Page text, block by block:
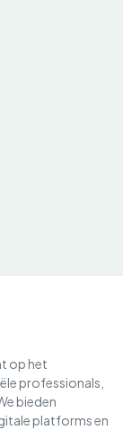
op het
professionals,
bieden
platforms en